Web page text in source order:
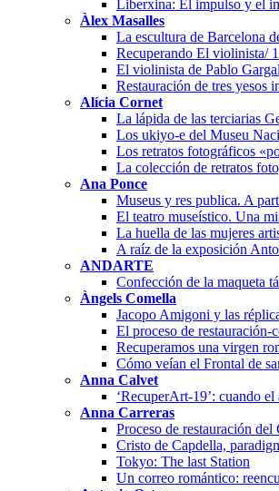
Liberxina: El impulso y el
Àlex Masalles
La escultura de Barcelona
Recuperando El violinista/ 1
El violinista de Pablo
Restauración de tres yesos
Alícia Cornet
La lápida de las terciarias
Los ukiyo-e del Museu
Los retratos fotográficos
La colección de retratos
Ana Ponce
Museus y res publica. A
El teatro museístico. Una
La huella de las mujeres
A raíz de la exposición
ANDARTE
Confección de la maqueta
Àngels Comella
Jacopo Amigoni y las
El proceso de restauración-
Recuperamos una virgen
Cómo veían el Frontal de
Anna Calvet
‘RecuperArt-19’: cuando el
Anna Carreras
Proceso de restauración
Cristo de Capdella,
Tokyo: The last Station
Un correo romántico: